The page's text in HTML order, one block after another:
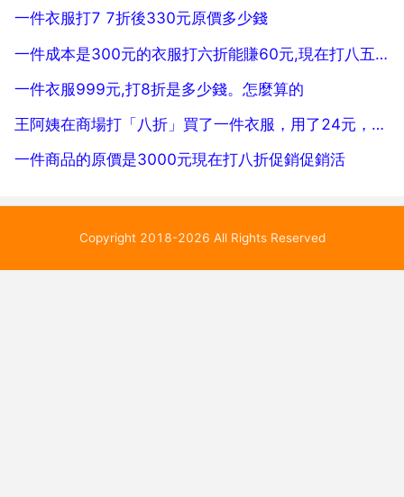
一件衣服打7 7折後330元原價多少錢
一件成本是300元的衣服打六折能賺60元,現在打八五折能賺多少元
一件衣服999元,打8折是多少錢。怎麼算的
王阿姨在商場打「八折」買了一件衣服，用了24元，這件衣服的原價是（）元
一件商品的原價是3000元現在打八折促銷促銷活
Copyright 2018-2026 All Rights Reserved